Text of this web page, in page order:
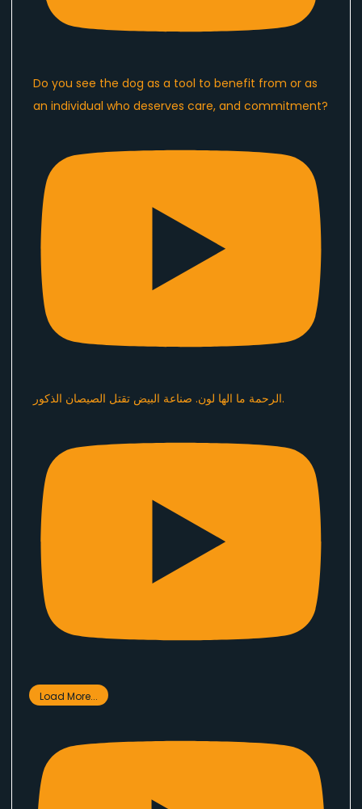
Do you see the dog as a tool to benefit from or as
an individual who deserves care, and commitment?
الرحمة ما الها لون. صناعة البيض تقتل الصيصان الذكور.
Load More...